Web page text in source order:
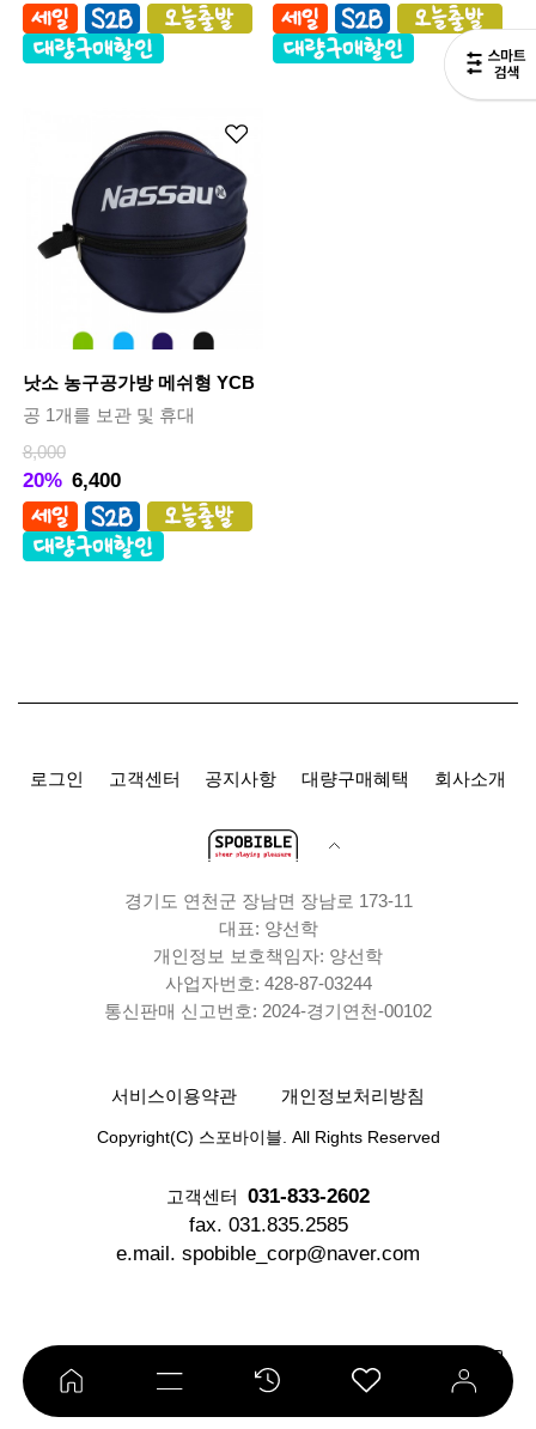
낫소 농구공가방 메쉬형 YCB
공 1개를 보관 및 휴대
8,000
20% 6,400
로그인 고객센터 공지사항 대량구매혜택 회사소개
경기도 연천군 장남면 장남로 173-11
대표: 양선학
개인정보 보호책임자: 양선학
사업자번호: 428-87-03244
통신판매 신고번호: 2024-경기연천-00102
서비스이용약관 개인정보처리방침
Copyright(C) 스포바이블. All Rights Reserved
고객센터 031-833-2602
fax. 031.835.2585
e.mail. spobible_corp@naver.com